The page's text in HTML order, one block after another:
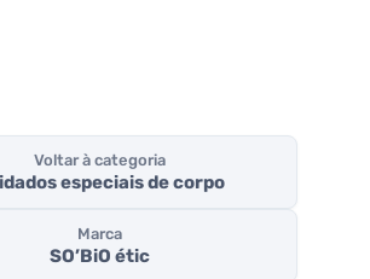
Voltar à categoria
especiais de corpo
Marca
SO’BiO étic